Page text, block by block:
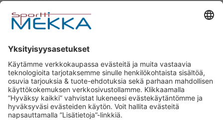
OSTOSKORI
Sporttimekka – lisäravinteiden ja
urheilutarvikkeiden osaaja